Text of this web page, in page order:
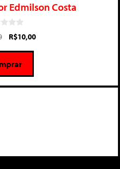
Edmilson Costa
R$10,00